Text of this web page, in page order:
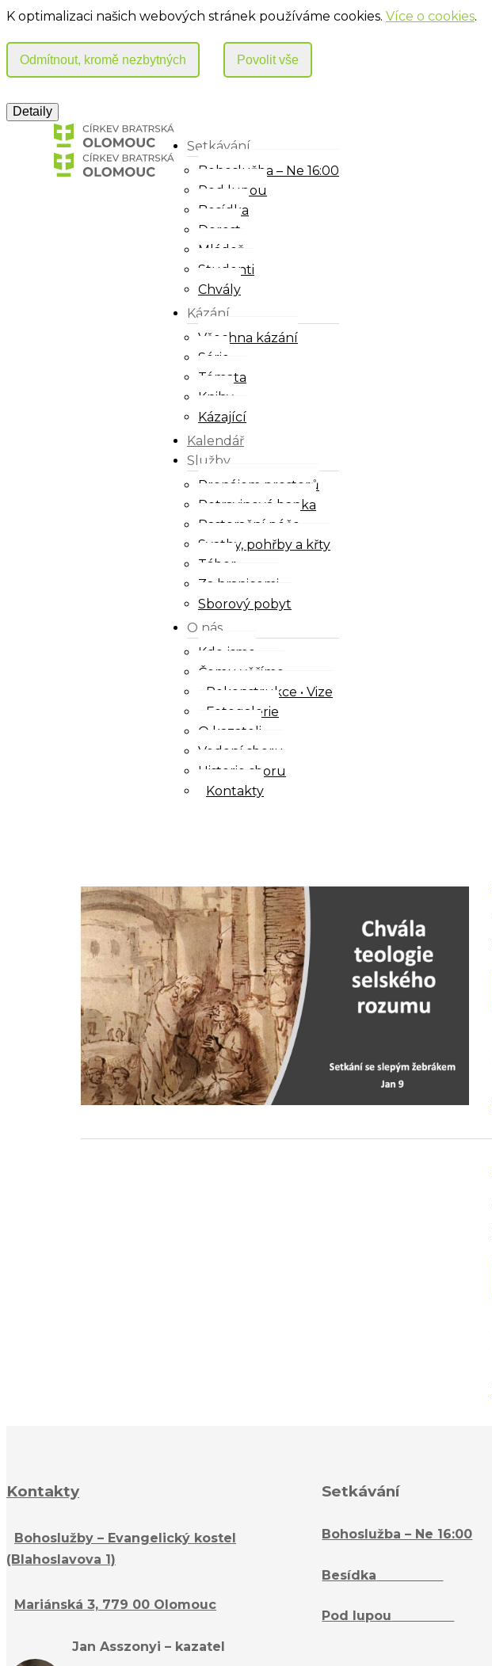
K optimalizaci našich webových stránek používáme cookies. Více o cookies.
Setkávání
Bohoslužba – Ne 16:00
Pod lupou
Besídka
Dorost
Mládež
Studenti
Chvály
Kázání
Všechna kázání
Série
Témata
Knihy
Kázající
Kalendář
Služby
Pronájem prostorů
Potravinová banka
Pastorační péče
Svatby, pohřby a křty
Tábor
Za hranicemi
Sborový pobyt
O nás
Kdo jsme
Čemu věříme
Rekonstrukce • Vize
Fotogalerie
O kazateli
Vedení sboru
Historie sboru
Kontakty
Kontakty
Bohoslužby – Evangelický kostel
(Blahoslavova 1)
Mariánská 3, 779 00 Olomouc
Jan Asszonyi – kazatel
Setkávání
Bohoslužba – Ne 16:00
Besídka
Pod lupou